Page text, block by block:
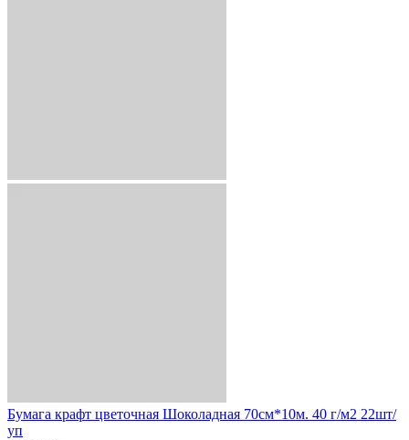
Бумага крафт цветочная Шоколадная 70см*10м. 40 г/м2 22шт/
уп